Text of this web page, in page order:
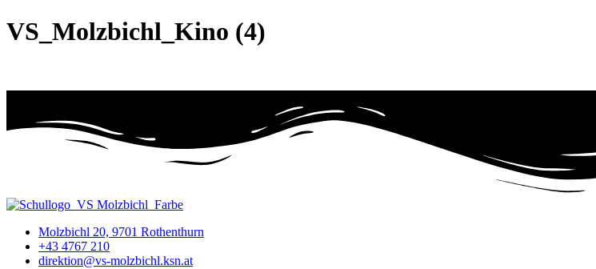
VS_Molzbichl_Kino (4)
Molzbichl 20, 9701 Rothenthurn
+43 4767 210
direktion@vs-molzbichl.ksn.at